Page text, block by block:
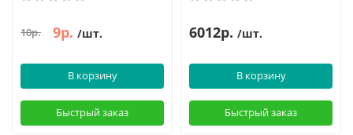
10р. 9р. /шт.
В корзину
Быстрый заказ
6012р. /шт.
В корзину
Быстрый заказ